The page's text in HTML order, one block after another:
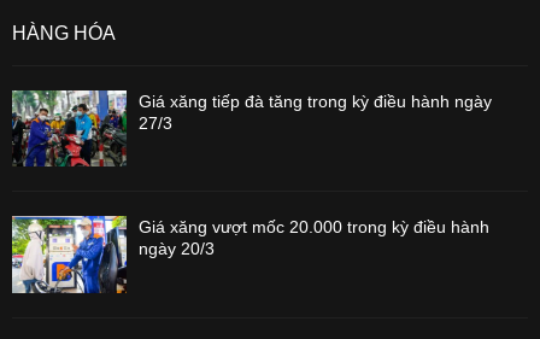
HÀNG HÓA
Giá xăng tiếp đà tăng trong kỳ điều hành ngày
27/3
Giá xăng vượt mốc 20.000 trong kỳ điều hành
ngày 20/3